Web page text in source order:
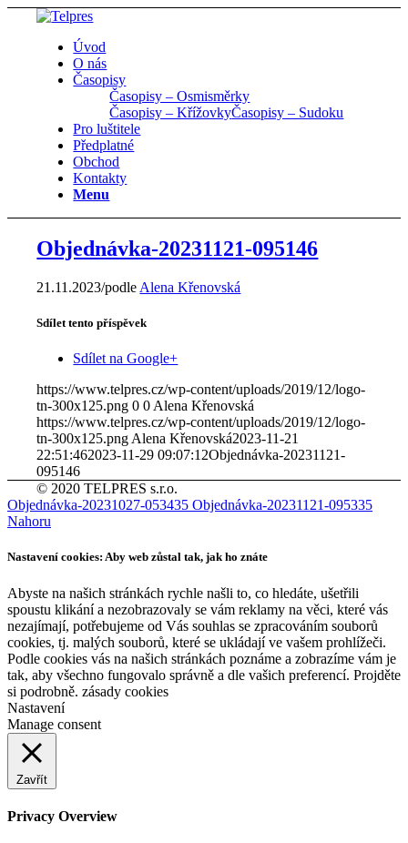
Úvod
O nás
Časopisy
Časopisy – Osmisměrky
Časopisy – KřížovkyČasopisy – Sudoku
Pro luštitele
Předplatné
Obchod
Kontakty
Menu
Objednávka-20231121-095146
21.11.2023/podle Alena Křenovská
Sdílet tento příspěvek
Sdílet na Google+
https://www.telpres.cz/wp-content/uploads/2019/12/logo-
tn-300x125.png 0 0 Alena Křenovská
https://www.telpres.cz/wp-content/uploads/2019/12/logo-
tn-300x125.png Alena Křenovská2023-11-21
22:51:462023-11-29 09:07:12Objednávka-20231121-
095146
© 2020 TELPRES s.r.o.
Objednávka-20231027-053435 Objednávka-20231121-095335
Nahoru
Nastavení cookies: Aby web zůstal tak, jak ho znáte
Abyste na našich stránkách rychle našli to, co hledáte, ušetřili
spoustu klikání a nezobrazovaly se vám reklamy na věci, které vás
nezajímají, potřebujeme od Vás souhlas se zpracováním souborů
cookies, tj. malých souborů, které se ukládají ve vašem prohlížeči.
Podle cookies vás na našich stránkách poznáme a zobrazíme vám je
tak, aby všechno fungovalo správně a dle vašich preferencí. Projděte
si podrobně. zásady cookies
Nastavení
Manage consent
Zavřít
Privacy Overview